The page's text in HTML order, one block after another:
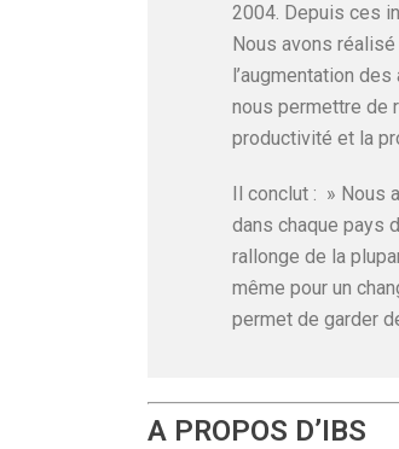
2004. Depuis ces
Nous avons
l’augmentation
nous permettre de
productivité et la
Il conclut : » Nous
dans chaque pays
rallonge de la
même pour un
permet de garder
A PROPOS D’IBS